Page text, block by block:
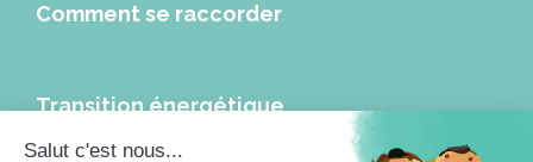
Comment se raccorder
Transition énergétique
Les réseaux de chaleur et de froid, leviers de la transition